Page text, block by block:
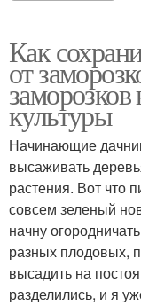
Как
от
культуры
Начинающие
высаживать
растения. Вот что
совсем зеленый
начну
разных плодовых,
высадить на
разделились, и я